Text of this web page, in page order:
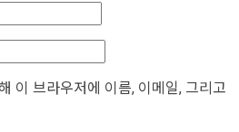
이 브라우저에 이름, 이메일, 그리고